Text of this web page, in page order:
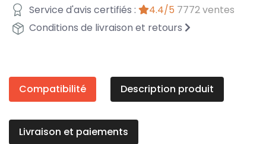
Service d'avis certifiés :
4.4/5 7772 ventes
Conditions de livraison et retours
Compatibilité Description produit
Livraison et paiements